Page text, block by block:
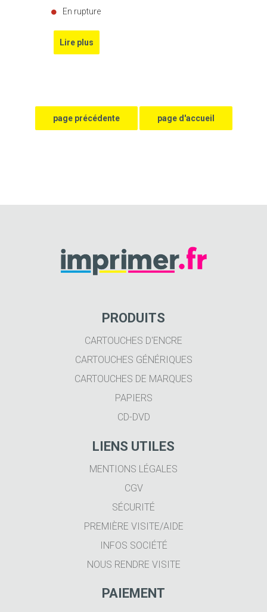
En rupture
PRODUITS
CARTOUCHES D'ENCRE
CARTOUCHES GÉNÉRIQUES
CARTOUCHES DE MARQUES
PAPIERS
CD-DVD
LIENS UTILES
MENTIONS LÉGALES
CGV
SÉCURITÉ
PREMIÈRE VISITE/AIDE
INFOS SOCIÉTÉ
NOUS RENDRE VISITE
PAIEMENT